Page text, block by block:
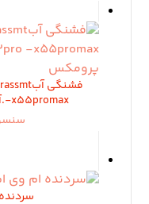
x55promax-.آریزو ۶ جی تی تیگو ٨ پرومکس
سردنده